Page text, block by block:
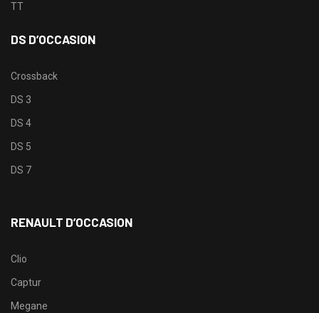
TT
DS D’OCCASION
Crossback
DS 3
DS 4
DS 5
DS 7
RENAULT D’OCCASION
Clio
Captur
Megane